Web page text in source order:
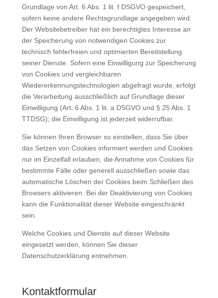
Grundlage von Art. 6 Abs. 1 lit. f DSGVO gespeichert,
sofern keine andere Rechtsgrundlage angegeben wird.
Der Websitebetreiber hat ein berechtigtes Interesse an
der Speicherung von notwendigen Cookies zur
technisch fehlerfreien und optimierten Bereitstellung
seiner Dienste. Sofern eine Einwilligung zur Speicherung
von Cookies und vergleichbaren
Wiedererkennungstechnologien abgefragt wurde, erfolgt
die Verarbeitung ausschließlich auf Grundlage dieser
Einwilligung (Art. 6 Abs. 1 lit. a DSGVO und § 25 Abs. 1
TTDSG); die Einwilligung ist jederzeit widerrufbar.
Sie können Ihren Browser so einstellen, dass Sie über
das Setzen von Cookies informiert werden und Cookies
nur im Einzelfall erlauben, die Annahme von Cookies für
bestimmte Fälle oder generell ausschließen sowie das
automatische Löschen der Cookies beim Schließen des
Browsers aktivieren. Bei der Deaktivierung von Cookies
kann die Funktionalität dieser Website eingeschränkt
sein.
Welche Cookies und Dienste auf dieser Website
eingesetzt werden, können Sie dieser
Datenschutzerklärung entnehmen.
Kontaktformular